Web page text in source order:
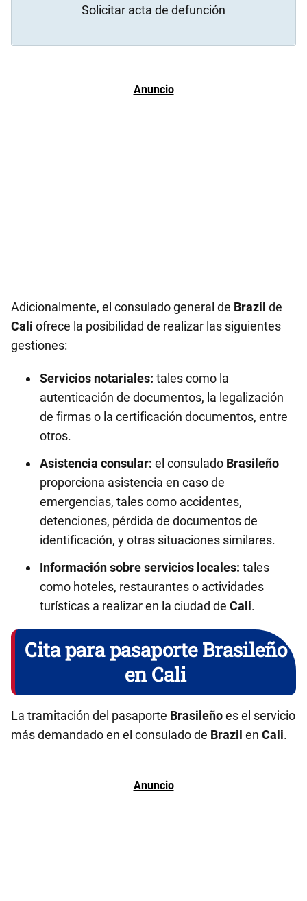
Solicitar acta de defunción
Adicionalmente, el consulado general de Brazil de
Cali ofrece la posibilidad de realizar las siguientes
gestiones:
Servicios notariales: tales como la
autenticación de documentos, la legalización
de firmas o la certificación documentos, entre
otros.
Asistencia consular: el consulado Brasileño
proporciona asistencia en caso de
emergencias, tales como accidentes,
detenciones, pérdida de documentos de
identificación, y otras situaciones similares.
Información sobre servicios locales: tales
como hoteles, restaurantes o actividades
turísticas a realizar en la ciudad de Cali.
Cita para pasaporte Brasileño
en Cali
La tramitación del pasaporte Brasileñoes el servicio
más demandado en el consulado de Brazil en Cali.